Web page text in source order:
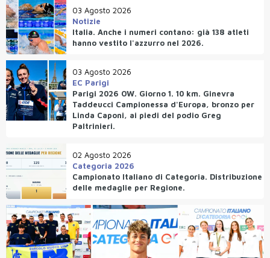
03 Agosto 2026
Notizie
Italia. Anche i numeri contano: già 138 atleti
hanno vestito l'azzurro nel 2026.
03 Agosto 2026
EC Parigi
Parigi 2026 OW. Giorno 1. 10 km. Ginevra
Taddeucci Campionessa d'Europa, bronzo per
Linda Caponi, ai piedi del podio Greg
Paltrinieri.
02 Agosto 2026
Categoria 2026
Campionato Italiano di Categoria. Distribuzione
delle medaglie per Regione.